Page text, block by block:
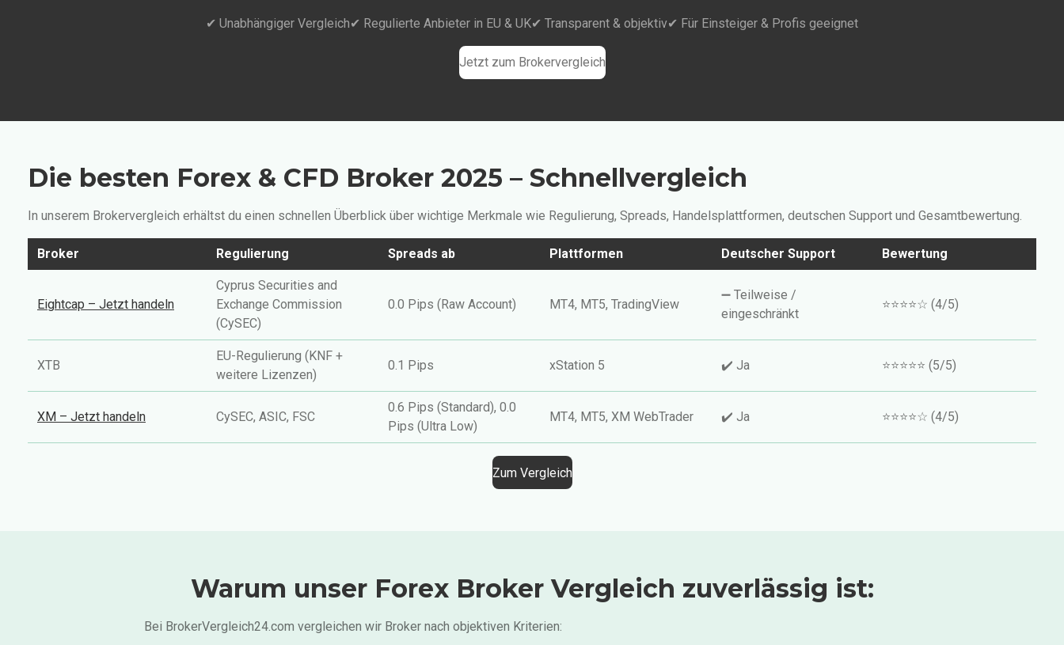
✔ Unabhängiger Vergleich✔ Regulierte Anbieter in EU & UK✔ Transparent & objektiv✔ Für Einsteiger & Profis geeignet
Jetzt zum Brokervergleich
Die besten Forex & CFD Broker 2025 – Schnellvergleich
In unserem Brokervergleich erhältst du einen schnellen Überblick über wichtige Merkmale wie Regulierung, Spreads, Handelsplattformen, deutschen Support und Gesamtbewertung.
Broker Regulierung Spreads ab Plattformen Deutscher Support Bewertung
Eightcap – Jetzt handeln
Cyprus Securities and
Exchange Commission
(CySEC)
0.0 Pips (Raw Account) MT4, MT5, TradingView
➖ Teilweise /
eingeschränkt
⭐⭐⭐⭐☆ (4/5)
XTB
EU-Regulierung (KNF +
weitere Lizenzen)
0.1 Pips xStation 5 ✔️ Ja ⭐⭐⭐⭐⭐ (5/5)
XM – Jetzt handeln CySEC, ASIC, FSC
0.6 Pips (Standard), 0.0
Pips (Ultra Low)
MT4, MT5, XM WebTrader ✔️ Ja ⭐⭐⭐⭐☆ (4/5)
Zum Vergleich
Warum unser Forex Broker Vergleich zuverlässig ist:
Bei BrokerVergleich24.com vergleichen wir Broker nach objektiven Kriterien: